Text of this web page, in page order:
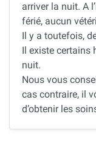
arriver la nuit. A
férié, aucun
Il y a toutefois,
Il existe certains
nuit.
Nous vous
cas contraire, il
d’obtenir les